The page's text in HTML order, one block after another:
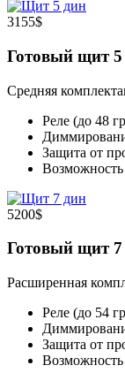
3155$
Готовый щит
Средняя
Реле (до 48
Защита от
5200$
Готовый щит
Расширенная
Реле (до 54
Защита от